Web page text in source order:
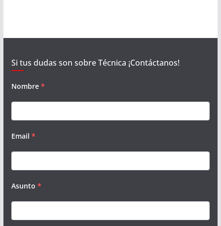
Si tus dudas son sobre Técnica ¡Contáctanos!
Nombre *
Email *
Asunto *